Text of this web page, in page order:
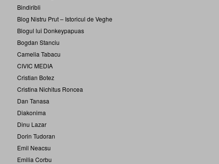
Bindiribli
Blog Nistru Prut – Istoricul de Veghe
Blogul lui Donkeypapuas
Bogdan Stanciu
Camelia Tabacu
CIVIC MEDIA
Cristian Botez
Cristina Nichitus Roncea
Dan Tanasa
Diakonima
Dinu Lazar
Dorin Tudoran
Emil Neacsu
Emilia Corbu